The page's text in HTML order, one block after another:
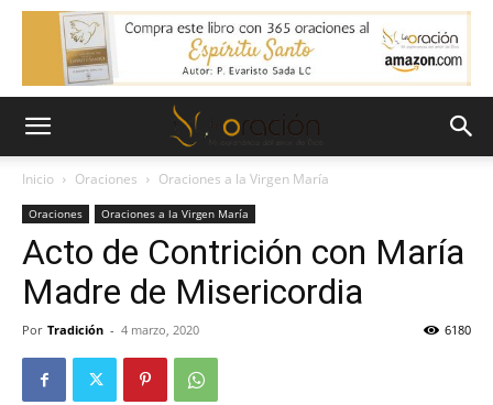
Inicio Oraciones Oraciones a la Virgen María
Oraciones Oraciones a la Virgen María
Acto de Contrición con María
Madre de Misericordia
Por Tradición - 4 marzo, 2020 6180